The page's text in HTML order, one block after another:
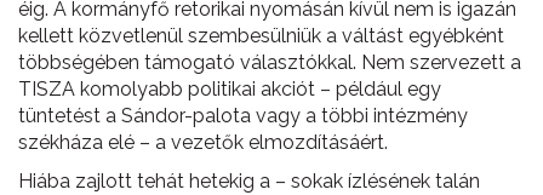
éig. A kormányfő retorikai nyomásán kívül nem is igazán
kellett közvetlenül szembesülniük a váltást egyébként
többségében támogató választókkal. Nem szervezett a
TISZA komolyabb politikai akciót – például egy
tüntetést a Sándor-palota vagy a többi intézmény
székháza elé – a vezetők elmozdításáért.
Hiába zajlott tehát hetekig a – sokak ízlésének talán